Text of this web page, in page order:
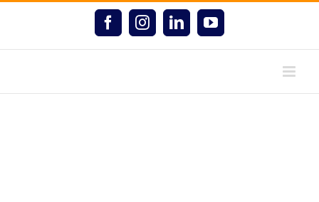
FacebookInstagramLinkedInYouTube